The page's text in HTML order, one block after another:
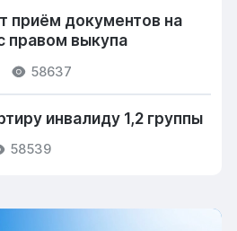
приём документов на
правом выкупа
58637
инвалиду 1,2 группы
58539